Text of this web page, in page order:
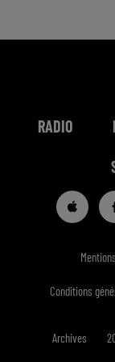
RADIO
Conditions
Archives